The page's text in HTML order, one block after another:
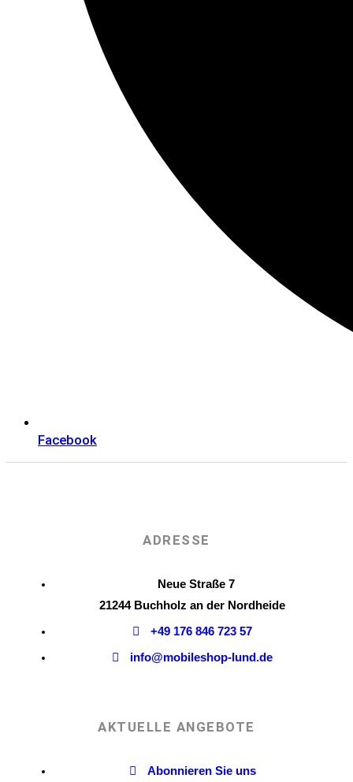
Facebook
ADRESSE
Neue Straße 7
21244 Buchholz an der Nordheide
+49 176 846 723 57
info@mobileshop-lund.de
AKTUELLE ANGEBOTE
Abonnieren Sie uns